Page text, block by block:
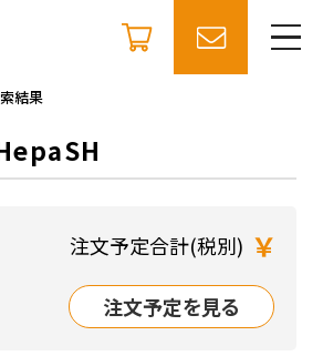
結果
注文予定合計(税別) ￥
注文予定を見る